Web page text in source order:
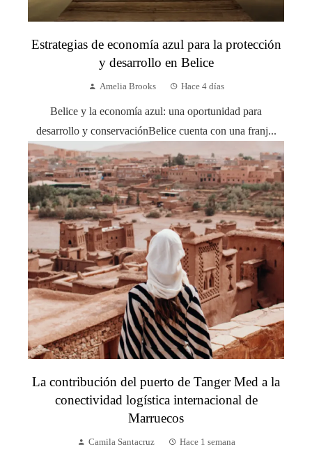
Estrategias de economía azul para la protección
y desarrollo en Belice
Amelia Brooks Hace 4 días
Belice y la economía azul: una oportunidad para
desarrollo y conservaciónBelice cuenta con una franj...
La contribución del puerto de Tanger Med a la
conectividad logística internacional de
Marruecos
Camila Santacruz Hace 1 semana